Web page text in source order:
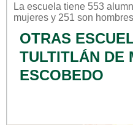
La escuela tiene 553
mujeres y 251 son
OTRAS
TULTITLÁN DE
ESCOBEDO